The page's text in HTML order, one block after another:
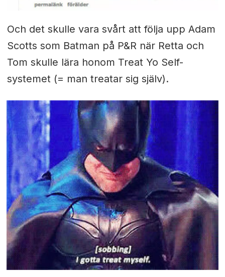
Och det skulle vara svårt att följa upp Adam
Scotts som Batman på P&R när Retta och
Tom skulle lära honom Treat Yo Self-
systemet (= man treatar sig själv).